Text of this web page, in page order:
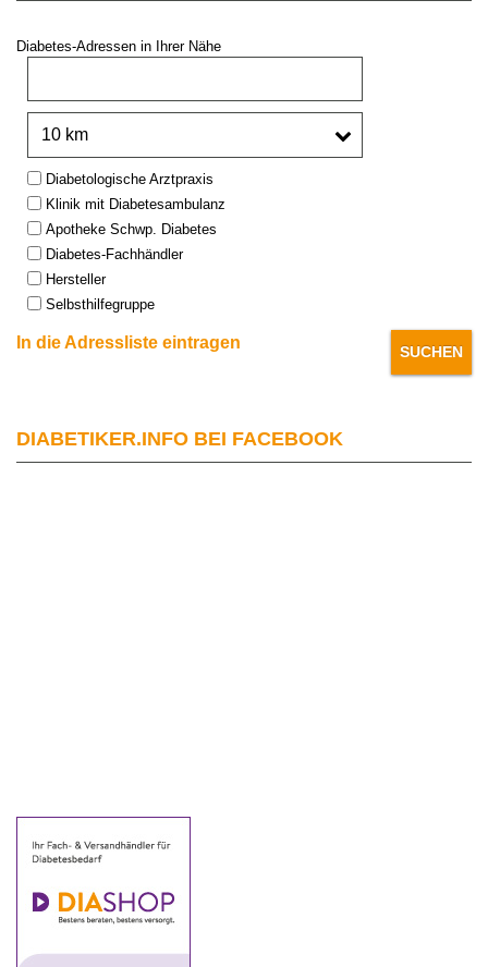
Diabetes-Adressen in Ihrer Nähe
Type:Diabetologische Arztpraxis
Klinik mit Diabetesambulanz
Apotheke Schwp. Diabetes
Diabetes-Fachhändler
Hersteller
Selbsthilfegruppe
In die Adressliste eintragen
DIABETIKER.INFO BEI FACEBOOK